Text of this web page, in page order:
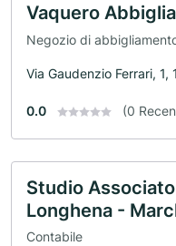
Vaquero
Negozio di
Via Gaudenzio Ferrari, 1,
0.0 (0
Studio
Longhena -
Contabile